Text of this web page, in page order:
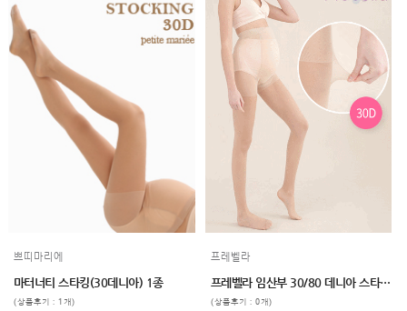
쁘띠마리에
마터너티 스타킹(30데니아) 1종
(상품후기 : 1개)
프레벨라
프레벨라 임산부 30/80 데니아 스타킹 2매
(상품후기 : 0개)
(클리어런스)
B급상품
HIT
SALE
COMPANY
GUIDE